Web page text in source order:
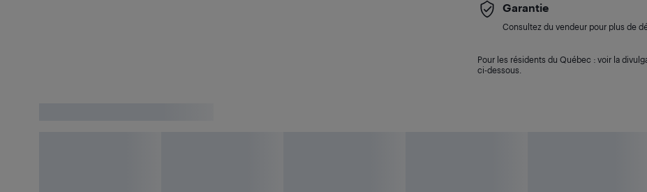
Garantie
Consultez du vendeur pour plus de
Pour les résidents du Québec : voir la
ci-dessous.